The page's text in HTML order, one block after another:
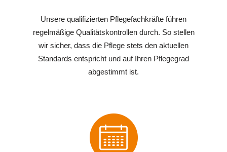
Unsere qualifizierten Pflegefachkräfte führen
regelmäßige Qualitätskontrollen durch. So stellen
wir sicher, dass die Pflege stets den aktuellen
Standards entspricht und auf Ihren Pflegegrad
abgestimmt ist.